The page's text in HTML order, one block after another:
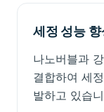
세정 성능
나노버블과
결합하여 세
발하고 있습